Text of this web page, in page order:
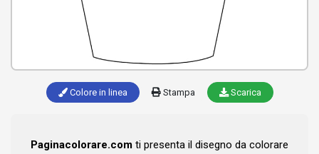
Colore in linea Stampa Scarica
Paginacolorare.com ti presenta il disegno da colorare